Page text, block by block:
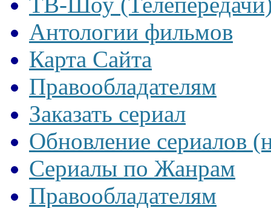
Антологии фильмов
Карта Сайта
Правообладателям
Заказать сериал
Обновление сериалов
Сериалы по Жанрам
Правообладателям